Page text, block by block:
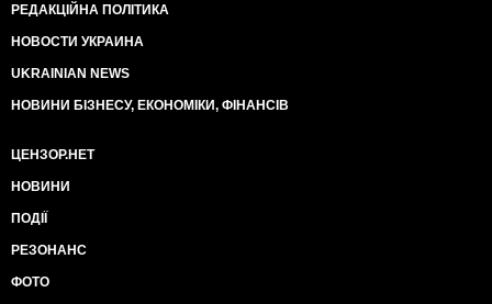
РЕДАКЦІЙНА ПОЛІТИКА
НОВОСТИ УКРАИНА
UKRAINIAN NEWS
НОВИНИ БІЗНЕСУ, ЕКОНОМІКИ, ФІНАНСІВ
ЦЕНЗОР.НЕТ
НОВИНИ
ПОДІЇ
РЕЗОНАНС
ФОТО